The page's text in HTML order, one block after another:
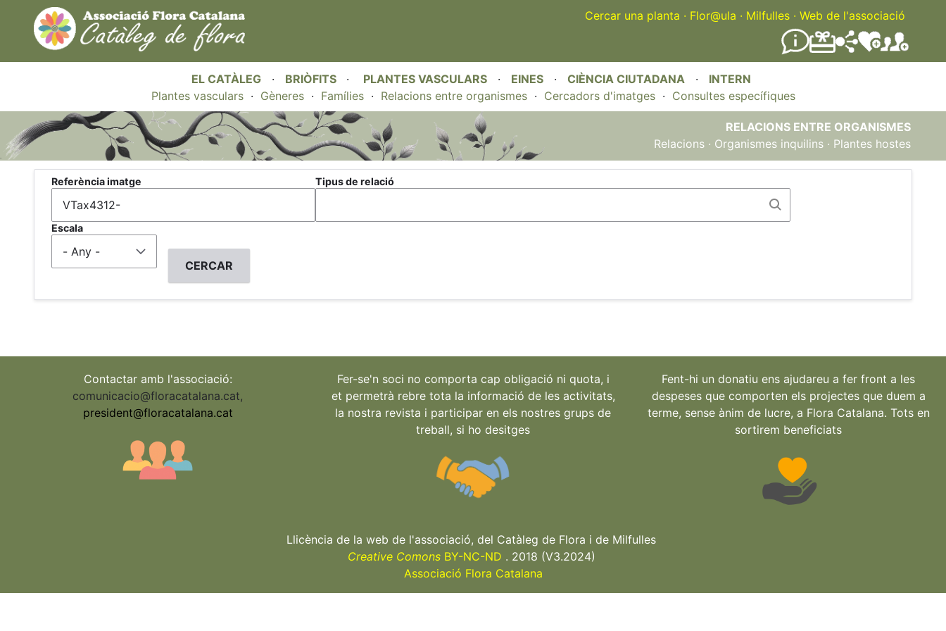
Cercar una planta · Flor@ula · Milfulles · Web de l'associació
EL CATÀLEG · BRIÒFITS · PLANTES VASCULARS · EINES · CIÈNCIA CIUTADANA · INTERN
Plantes vasculars· Gèneres· Famílies· Relacions entre organismes· Cercadors d'imatges· Consultes específiques
RELACIONS ENTRE ORGANISMES
Relacions · Organismes inquilins · Plantes hostes
Referència imatge Tipus de relació
Escala
Contactar amb l'associació:
comunicacio@floracatalana.cat,
president@floracatalana.cat
Fer-se'n soci no comporta cap obligació ni quota, i
et permetrà rebre tota la informació de les activitats,
la nostra revista i participar en els nostres grups de
treball, si ho desitges
Fent-hi un donatiu ens ajudareu a fer front a les
despeses que comporten els projectes que duem a
terme, sense ànim de lucre, a Flora Catalana. Tots en
sortirem beneficiats
Llicència de la web de l'associació, del Catàleg de Flora i de Milfulles
Creative ComonsBY-NC-ND . 2018 (V3.2024)
Associació Flora Catalana